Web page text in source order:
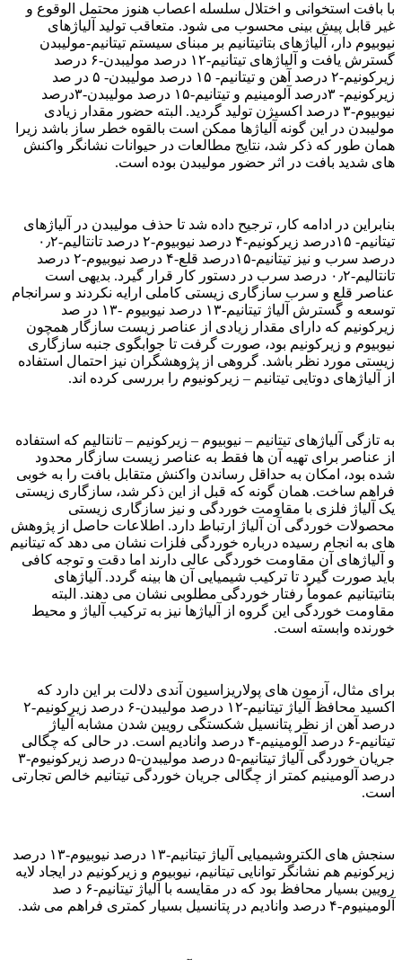
با بافت استخوانی و اختلال سلسله اعصاب هنوز محتمل الوقوع و
غير قابل پیش بینی محسوب می شود. متعاقب تولید آلیاژهای
نیوبیوم دار، آلیاژهای بتاتیتانیم بر مبنای سیستم تیتانیم-موليبدن
گسترش یافت و آلیاژهای تیتانیم-۱۲ درصد مولیبدن-۶ درصد
زیرکونیم-۲ درصد آهن و تیتانیم- ۱۵ درصد مولیبدن- ۵ در صد
زیرکونیم- ۳درصد آلومینیم و تیتانیم-۱۵ درصد مولیبدن-۳درصد
نیوبیوم-۳ درصد اکسیژن تولید گردید. البته حضور مقدار زیادی
مولیبدن در این گونه آلیاژها ممکن است بالقوه خطر ساز باشد زیرا
همان طور که ذکر شد، نتایج مطالعات در حیوانات نشانگر واکنش
های شدید بافت در اثر حضور مولیبدن بوده است.
بنابراین در ادامه کار، ترجیح داده شد تا حذف مولیبدن در آلیاژهای
تیتانیم- ۱۵درصد زیرکونیم-۴ درصد نیوبیوم-۲ درصد تانتالیم-۰٫۲
درصد سرب و نیز تیتانیم-۱۵درصد قلع-۴ درصد نیوبیوم-۲ درصد
تانتالیم-۰٫۲ درصد سرب در دستور کار قرار گیرد. بدیهی است
عناصر قلع و سرب سازگاری زیستی کاملی ارایه نکردند و سرانجام
توسعه و گسترش آلیاژ تیتانیم-۱۳ درصد نیوبیوم -۱۳ در صد
زیرکونیم که دارای مقدار زیادی از عناصر زیست سازگار همچون
نیوبیوم و زیرکونیم بود، صورت گرفت تا جوابگوی جنبه سازگاری
زیستی مورد نظر باشد. گروهی از پژوهشگران نیز احتمال استفاده
از آلیاژهای دوتایی تیتانیم – زیرکونیوم را بررسی کرده اند.
به تازگی آلیاژهای تیتانیم – نیوبیوم – زیرکونیم – تانتالیم که استفاده
از عناصر برای تهیه آن ها فقط به عناصر زیست سازگار محدود
شده بود، امکان به حداقل رساندن واکنش متقابل بافت را به خوبی
فراهم ساخت. همان گونه که قبل از این ذکر شد، سازگاری زیستی
یک آلیاژ فلزی با مقاومت خوردگی و نیز سازگاری زیستی
محصولات خوردگی آن آلیاژ ارتباط دارد. اطلاعات حاصل از پژوهش
های به انجام رسیده درباره خوردگی فلزات نشان می دهد که تیتانیم
و آلیاژهای آن مقاومت خوردگی عالی دارند اما دقت و توجه کافی
باید صورت گیرد تا ترکیب شیمیایی آن ها بینه گردد. آلیاژهای
بتاتیتانیم عموماً رفتار خوردگی مطلوبی نشان می دهند. البته
مقاومت خوردگی این گروه از آلیاژها نیز به ترکیب آلیاژ و محيط
خورنده وابسته است.
برای مثال، آزمون های پولاریزاسیون آندی دلالت بر این دارد که
اکسید محافظ آلیاژ تیتانیم-۱۲ درصد مولیبدن-۶ درصد زیرکونیم-۲
درصد آهن از نظر پتانسیل شکستگی رویین شدن مشابه آلیاژ
تیتانیم-۶ درصد آلومینیم-۴ درصد وانادیم است. در حالی که چگالی
جریان خوردگی آلیاژ تیتانیم-۵ درصد مولیبدن-۵ درصد زیرکونیوم-۳
درصد آلومینیم کمتر از چگالی جریان خوردگی تیتانیم خالص تجارتی
است.
سنجش های الکتروشیمیایی آلیاژ تیتانیم-۱۳ درصد نیوبیوم-۱۳ درصد
زیرکونیم هم نشانگر توانایی تیتانیم، نیوبیوم و زیرکونیم در ایجاد لایه
رویین بسیار محافظ بود که در مقایسه با آلیاژ تیتانیم-۶ د صد
آلومینیوم-۴ درصد وانادیم در پتانسیل بسیار کمتری فراهم می شد.